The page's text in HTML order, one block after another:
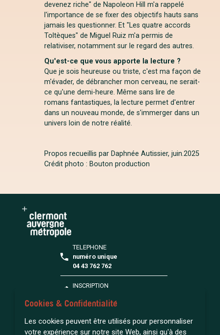
devenez riche" de Napoleon Hill m'a rappelé
l'importance de se fixer des objectifs hauts sans
jamais les questionner. Et "Les quatre accords
Toltèques" de Miguel Ruiz m'a permis de
relativiser, notamment sur le regard des autres.
Qu'est-ce que vous apporte la lecture ?
Que je sois heureuse ou triste, c'est ma façon de
m'évader, de débrancher mon cerveau, ne serait-
ce qu'une demi-heure. Même sans lire de
romans fantastiques, la lecture permet d'entrer
dans un nouveau monde, de s'immerger dans un
univers loin de notre réalité.
Propos recueillis par Daphnée Autissier, juin.2025
Crédit photo : Bouton production
TELEPHONE
numéro unique
04 43 762 762
INSCRIPTION
Toutes vos questions
Cookies & Confidentialité
Les cookies peuvent être utilisés pour personnaliser
votre expérience sur notre site Web, ainsi qu'à des